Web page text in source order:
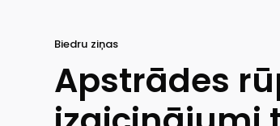
Biedru ziņas
Apstrādes